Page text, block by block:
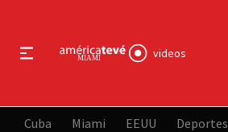
videos
Cuba Miami EEUU Deportes